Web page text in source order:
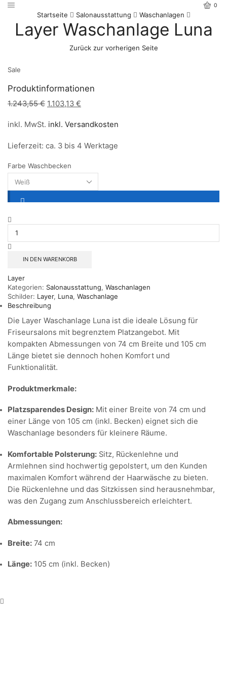
0
Startseite Salonausstattung Waschanlagen
Layer Waschanlage Luna
Zurück zur vorherigen Seite
Sale
Produktinformationen
1.243,55€ Ursprünglicher
war:
1.103,13 €
ist:
inkl. MwSt. inkl. Versandkosten
Lieferzeit: ca. 3 bis 4 Werktage
Farbe Waschbecken
Waschanlage
Luna
IN DEN WARENKORB
Layer
Kategorien: Salonausstattung, Waschanlagen
Schilder: Layer, Luna, Waschanlage
Beschreibung
Die Layer Waschanlage Luna ist die ideale Lösung für
Friseursalons mit begrenztem Platzangebot. Mit
kompakten Abmessungen von 74 cm Breite und 105 cm
Länge bietet sie dennoch hohen Komfort und
Funktionalität.
Produktmerkmale:
Platzsparendes Design: Mit einer Breite von 74 cm und
einer Länge von 105 cm (inkl. Becken) eignet sich die
Waschanlage besonders für kleinere Räume.
Komfortable Polsterung: Sitz, Rückenlehne und
Armlehnen sind hochwertig gepolstert, um den Kunden
maximalen Komfort während der Haarwäsche zu bieten.
Die Rückenlehne und das Sitzkissen sind herausnehmbar,
was den Zugang zum Anschlussbereich erleichtert.
Abmessungen:
Breite: 74 cm
Länge: 105 cm (inkl. Becken)